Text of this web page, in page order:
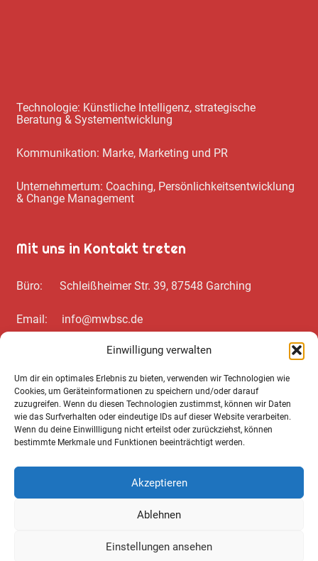
Einwilligung verwalten
Um dir ein optimales Erlebnis zu bieten, verwenden wir Technologien wie
Cookies, um Geräteinformationen zu speichern und/oder darauf
zuzugreifen. Wenn du diesen Technologien zustimmst, können wir Daten
wie das Surfverhalten oder eindeutige IDs auf dieser Website verarbeiten.
Wenn du deine Einwillligung nicht erteilst oder zurückziehst, können
bestimmte Merkmale und Funktionen beeinträchtigt werden.
Akzeptieren
Ablehnen
Einstellungen ansehen
Technologie: Künstliche Intelligenz, strategische
Beratung & Systementwicklung
Kommunikation: Marke, Marketing und PR
Unternehmertum: Coaching, Persönlichkeitsentwicklung
& Change Management
Mit uns in Kontakt treten
Büro: Schleißheimer Str. 39, 87548 Garching
Email: info@mwbsc.de
Telefon: +49 89 / 20 00 35 62
Wichtiges zum Schluss
Cookie Notice